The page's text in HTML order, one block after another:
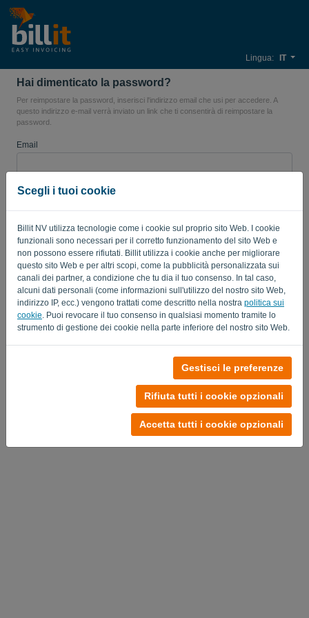
Scegli i tuoi cookie
Billit NV utilizza tecnologie come i cookie sul proprio sito Web. I cookie
funzionali sono necessari per il corretto funzionamento del sito Web e
non possono essere rifiutati. Billit utilizza i cookie anche per migliorare
questo sito Web e per altri scopi, come la pubblicità personalizzata sui
canali dei partner, a condizione che tu dia il tuo consenso. In tal caso,
alcuni dati personali (come informazioni sull'utilizzo del nostro sito Web,
indirizzo IP, ecc.) vengono trattati come descritto nella nostra politica sui
cookie . Puoi revocare il tuo consenso in qualsiasi momento tramite lo
strumento di gestione dei cookie nella parte inferiore del nostro sito Web.
Gestisci le preferenze
Rifiuta tutti i cookie opzionali
Accetta tutti i cookie opzionali
Lingua: IT
Hai dimenticato la password?
Per reimpostare la password, inserisci l'indirizzo email che usi per accedere. A
questo indirizzo e-mail verrà inviato un link che ti consentirà di reimpostare la
password.
Email
Non sei un computer? Compila '
INVIA LINK
Torna al login
Privacy Policy-Terms of Service.